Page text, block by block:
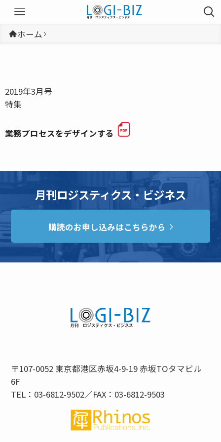
ホーム
2019年3月号
特集
業務プロセスをデザインする
月刊ロジスティクス・ビジネス
購読のお申し込みはこちらから
〒107-0052 東京都港区赤坂4-9-19 赤坂TOタマビル
6F
TEL：03-6812-9502／FAX：03-6812-9503